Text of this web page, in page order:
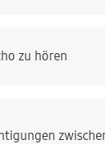
zu hören